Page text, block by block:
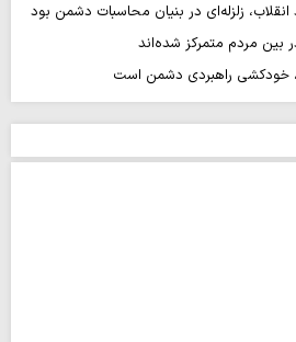
زلزله‌ای در بنیان محاسبات دشمن بود
بین مردم متمرکز شده‌اند
خودکشی راهبردی دشمن است